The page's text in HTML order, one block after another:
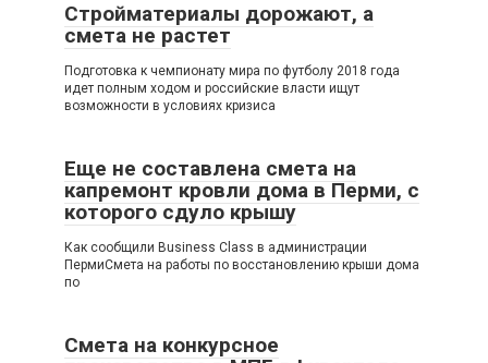
Стройматериалы дорожают, а
смета не растет
Подготовка к чемпионату мира по футболу 2018 года
идет полным ходом и российские власти ищут
возможности в условиях кризиса
Еще не составлена смета на
капремонт кровли дома в Перми, с
которого сдуло крышу
Как сообщили Business Class в администрации
ПермиСмета на работы по восстановлению крыши дома
по
Смета на конкурсное